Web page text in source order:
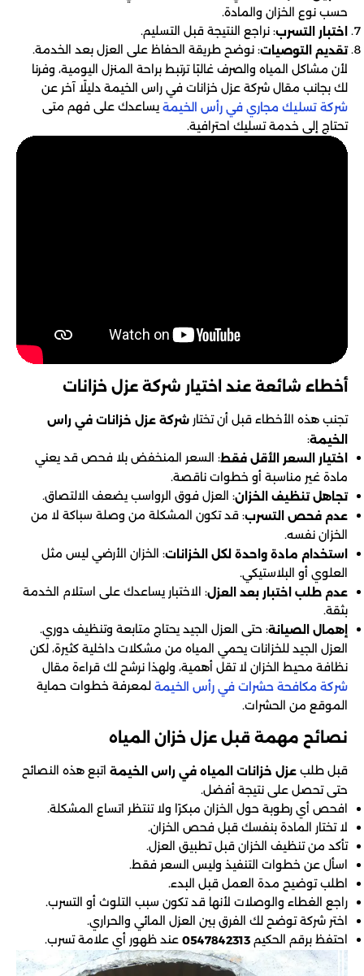
حسب نوع الخزان والمادة.
اختبار التسرب: نراجع النتيجة قبل التسليم.
تقديم التوصيات: نوضح طريقة الحفاظ على العزل بعد الخدمة.
لأن مشاكل المياه والصرف غالبًا ترتبط براحة المنزل اليومية، وفرنا
لك بجانب مقال شركة عزل خزانات في راس الخيمة دليلًا آخر عن
شركة تسليك مجاري في رأس الخيمة يساعدك على فهم متى
تحتاج إلى خدمة تسليك احترافية.
أخطاء شائعة عند اختيار شركة عزل خزانات
تجنب هذه الأخطاء قبل أن تختار شركة عزل خزانات في راس
الخيمة:
اختيار السعر الأقل فقط: السعر المنخفض بلا فحص قد يعني
مادة غير مناسبة أو خطوات ناقصة.
تجاهل تنظيف الخزان: العزل فوق الرواسب يضعف الالتصاق.
عدم فحص التسرب: قد تكون المشكلة من وصلة سباكة لا من
الخزان نفسه.
استخدام مادة واحدة لكل الخزانات: الخزان الأرضي ليس مثل
العلوي أو البلاستيكي.
عدم طلب اختبار بعد العزل: الاختبار يساعدك على استلام الخدمة
بثقة.
إهمال الصيانة: حتى العزل الجيد يحتاج متابعة وتنظيف دوري.
العزل الجيد للخزانات يحمي المياه من مشكلات داخلية كثيرة، لكن
نظافة محيط الخزان لا تقل أهمية، ولهذا نرشح لك قراءة مقال
شركة مكافحة حشرات في رأس الخيمة لمعرفة خطوات حماية
الموقع من الحشرات.
نصائح مهمة قبل عزل خزان المياه
قبل طلب عزل خزانات المياه في راس الخيمة اتبع هذه النصائح
حتى تحصل على نتيجة أفضل.
افحص أي رطوبة حول الخزان مبكرًا ولا تنتظر اتساع المشكلة.
لا تختار المادة بنفسك قبل فحص الخزان.
تأكد من تنظيف الخزان قبل تطبيق العزل.
اسأل عن خطوات التنفيذ وليس السعر فقط.
اطلب توضيح مدة العمل قبل البدء.
راجع الغطاء والوصلات لأنها قد تكون سبب التلوث أو التسرب.
اختر شركة توضح لك الفرق بين العزل المائي والحراري.
احتفظ برقم الحكيم 0547842313 عند ظهور أي علامة تسرب.